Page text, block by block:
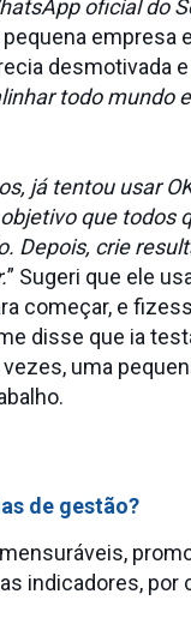
oficial do
empresa
desmotivada
todo mundo
já tentou usar
que todos
Depois, crie
” Sugeri que ele
começar, e
disse que ia
uma
de gestão?
indicadores,